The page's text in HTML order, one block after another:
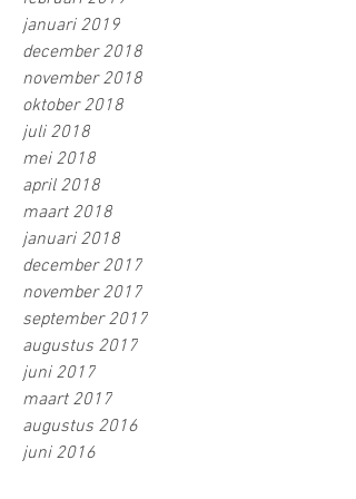
januari 2019
december 2018
november 2018
oktober 2018
juli 2018
mei 2018
april 2018
maart 2018
januari 2018
december 2017
november 2017
september 2017
augustus 2017
juni 2017
maart 2017
augustus 2016
juni 2016